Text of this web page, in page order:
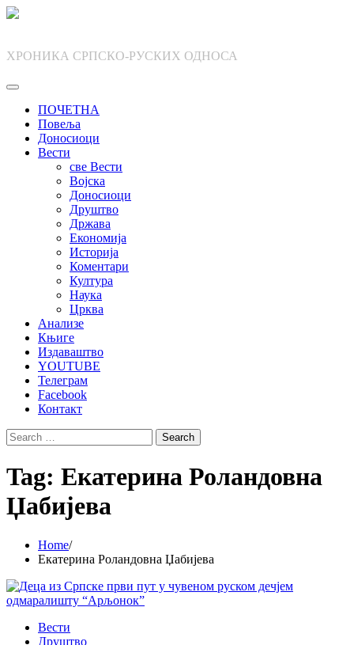
Skip
ХРОНИКА СРПСКО-РУСКИХ ОДНОСА
ПОЧЕТНА
Повеља
Доносиоци
Вести
све Вести
Војска
Доносиоци
Друштво
Држава
Економија
Историја
Коментари
Култура
Наука
Црква
Анализе
Књиге
Издаваштво
YOUTUBE
Телеграм
Facebook
Контакт
Search
for:
Tag: Екатерина Роландовна
Џабијева
Home
Екатерина Роландовна Џабијева
Вести
Друштво